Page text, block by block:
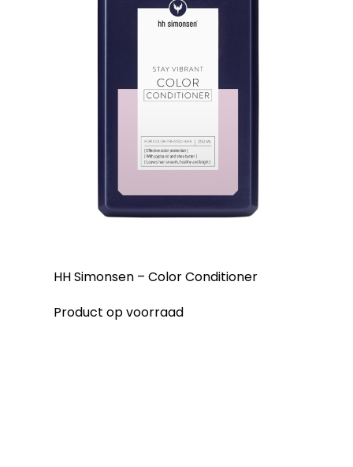
HH Simonsen – Color Conditioner
Product op voorraad